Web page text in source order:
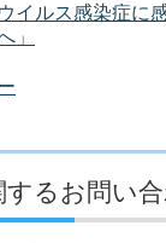
イルス感染症に
」
るお問い